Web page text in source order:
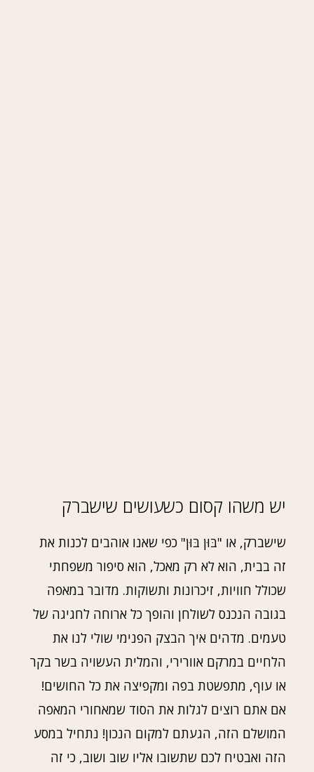
יש משהו קסום כשעושים שישברק
שישברק, או "בּוּן בּוּן" כפי שאנו אוהבים לכנות את
זה בבית, הוא לא רק מאכל, הוא סיפור משפחתי
שכולל חוויות, זיכרונות ותשוקות. מדובר במאפה
בגובה הנכנס לשולחן והופך כל ארוחה לחגיגה של
טעמים. מדהים איך הבצק הפנימי שולי לנו את
הלחיים במרקם אוורירי, והמלית העשויה בשר בקר
או עוף, מתפשטת בפה ומקפיצה את כל החושים!
אם אתם רוצים לגלות את הסוד שמאחורי המאפה
המושלם הזה, הגעתם למקום הנכון! נתחיל במסע
הזה ואבטיח לכם שתשובו אליו שוב ושוב, כי זה